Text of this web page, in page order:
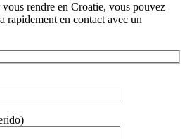
rendre en Croatie, vous pouvez
rapidement en contact avec un